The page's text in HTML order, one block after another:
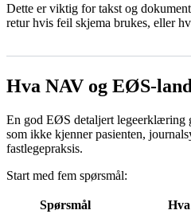
Dette er viktig for takst og
retur hvis feil skjema brukes, eller
Hva NAV og EØS-
En god EØS detaljert legeerklæring
som ikke kjenner pasienten,
fastlegepraksis.
Start med fem spørsmål:
Spørsmål